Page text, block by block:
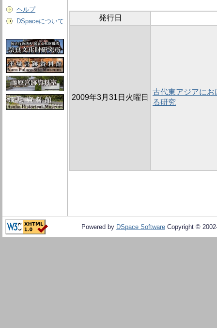
ヘルプ
DSpaceについて
発行日
2009年3月31日火曜日
古代東アジアに
る研究
Powered by DSpace Software Copyright ©